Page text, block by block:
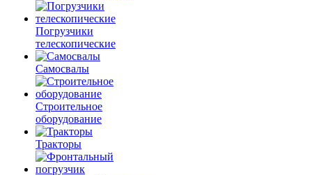
Погрузчики
телескопические
Самосвалы
Строительное
оборудование
Тракторы